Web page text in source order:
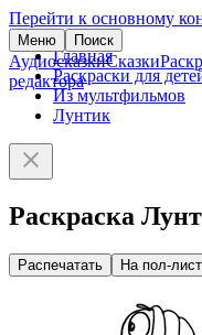
Перейти к основному
Меню Поиск
АудиосказкиСказки
редактора
Главная
Раскраски для
Из мультфильмов
Лунтик
Раскраска
Распечатать На пол-